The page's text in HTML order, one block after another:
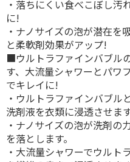
・落ちにくい食べこぼし汚
に!
・ナノサイズの泡が潜在を
と柔軟剤効果がアップ!
■ウルトラファインバブル
す、大流量シャワーとパワ
でキレイに!
・ウルトラファインバブル
洗剤液を衣類に浸透させます
・ナノサイズの泡が洗剤の
を落とします。
・大流量シャワーでウルト